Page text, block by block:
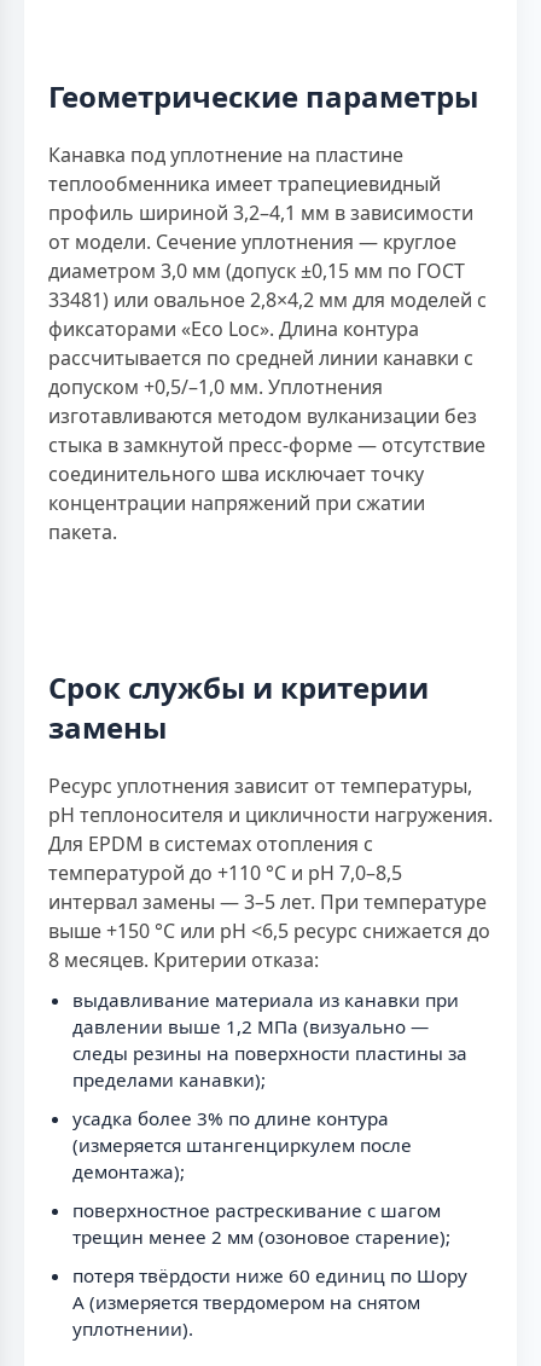
Геометрические параметры
Канавка под уплотнение на пластине
теплообменника имеет трапециевидный
профиль шириной 3,2–4,1 мм в зависимости
от модели. Сечение уплотнения — круглое
диаметром 3,0 мм (допуск ±0,15 мм по ГОСТ
33481) или овальное 2,8×4,2 мм для моделей с
фиксаторами «Eco Loc». Длина контура
рассчитывается по средней линии канавки с
допуском +0,5/–1,0 мм. Уплотнения
изготавливаются методом вулканизации без
стыка в замкнутой пресс-форме — отсутствие
соединительного шва исключает точку
концентрации напряжений при сжатии
пакета.
Срок службы и критерии
замены
Ресурс уплотнения зависит от температуры,
рН теплоносителя и цикличности нагружения.
Для EPDM в системах отопления с
температурой до +110 °С и рН 7,0–8,5
интервал замены — 3–5 лет. При температуре
выше +150 °С или рН <6,5 ресурс снижается до
8 месяцев. Критерии отказа:
выдавливание материала из канавки при
давлении выше 1,2 МПа (визуально —
следы резины на поверхности пластины за
пределами канавки);
усадка более 3% по длине контура
(измеряется штангенциркулем после
демонтажа);
поверхностное растрескивание с шагом
трещин менее 2 мм (озоновое старение);
потеря твёрдости ниже 60 единиц по Шору
А (измеряется твердомером на снятом
уплотнении).